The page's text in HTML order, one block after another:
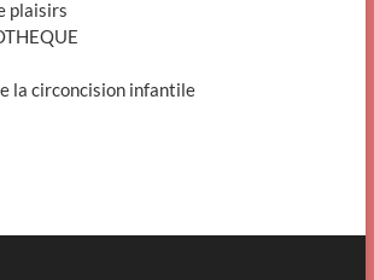
plaisirs
la circoncision infantile